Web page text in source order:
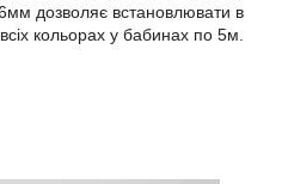
дозволяє встановлювати в
кольорах у бабинах по 5м.